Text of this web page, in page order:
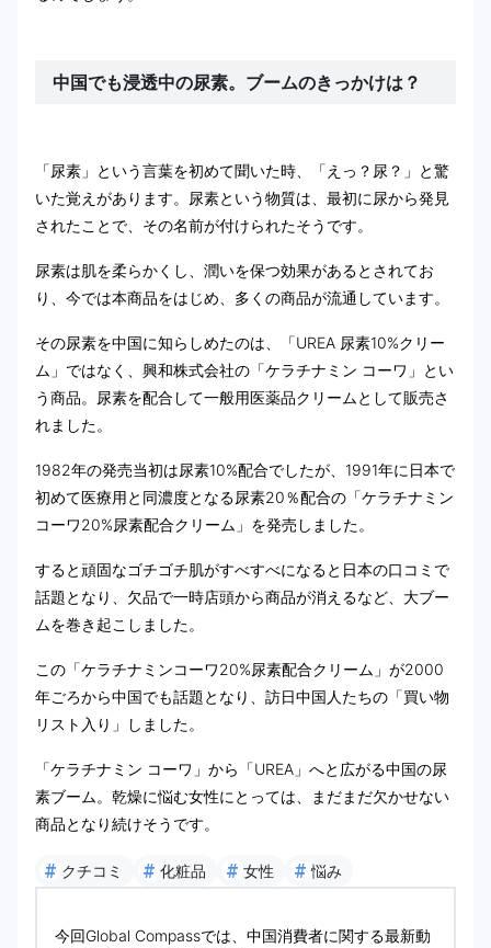
中国でも浸透中の尿素。ブームのきっかけは？
「尿素」という言葉を初めて聞いた時、「えっ？尿？」と驚
いた覚えがあります。尿素という物質は、最初に尿から発見
されたことで、その名前が付けられたそうです。
尿素は肌を柔らかくし、潤いを保つ効果があるとされてお
り、今では本商品をはじめ、多くの商品が流通しています。
その尿素を中国に知らしめたのは、「UREA 尿素10%クリー
ム」ではなく、興和株式会社の「ケラチナミン コーワ」とい
う商品。尿素を配合して一般用医薬品クリームとして販売さ
れました。
1982年の発売当初は尿素10%配合でしたが、1991年に日本で
初めて医療用と同濃度となる尿素20％配合の「ケラチナミン
コーワ20%尿素配合クリーム」を発売しました。
すると頑固なゴチゴチ肌がすべすべになると日本の口コミで
話題となり、欠品で一時店頭から商品が消えるなど、大ブー
ムを巻き起こしました。
この「ケラチナミンコーワ20%尿素配合クリーム」が2000
年ごろから中国でも話題となり、訪日中国人たちの「買い物
リスト入り」しました。
「ケラチナミン コーワ」から「UREA」へと広がる中国の尿
素ブーム。乾燥に悩む女性にとっては、まだまだ欠かせない
商品となり続けそうです。
# クチコミ # 化粧品 # 女性 # 悩み
今回Global Compassでは、中国消費者に関する最新動